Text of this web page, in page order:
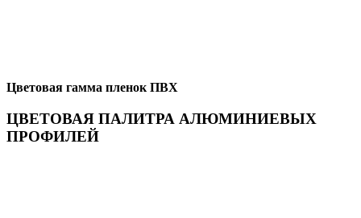
Цветовая гамма пленок ПВХ
ЦВЕТОВАЯ ПАЛИТРА АЛЮМИНИЕВЫХ
ПРОФИЛЕЙ